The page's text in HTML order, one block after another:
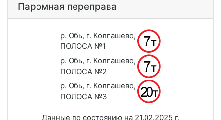
Паромная переправа
р. Обь, г. Колпашево,
ПОЛОСА №1
р. Обь, г. Колпашево,
ПОЛОСА №2
р. Обь, г. Колпашево,
ПОЛОСА №3
Данные по состоянию на 21.02.2025 г.